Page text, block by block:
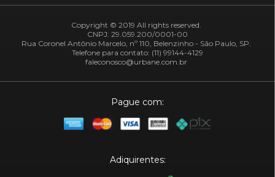
Copyright © 2019 All rights reserved.
CNPJ: 29.059.200/0001-00
Rua Coronel Antônio Marcelo, nº 110, Belenzinho - São Paulo, SP.
Telefone para contato: (11) 99144-4129
faleconosco@urbane.com.br
Pague com:
Adiquirentes: